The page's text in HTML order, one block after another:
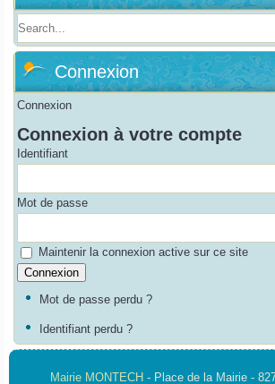
Connexion
Connexion
Connexion à votre compte
Identifiant
Mot de passe
Maintenir la connexion active sur ce site
Mot de passe perdu ?
Identifiant perdu ?
Mairie MONTECH - Place de la Mairie -